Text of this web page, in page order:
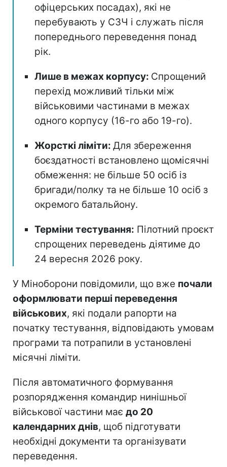
офіцерських посадах), які не
перебувають у СЗЧ і служать після
попереднього переведення понад
рік.
Лише в межах корпусу: Спрощений
перехід можливий тільки між
військовими частинами в межах
одного корпусу (16-го або 19-го).
Жорсткі ліміти: Для збереження
боєздатності встановлено щомісячні
обмеження: не більше 50 осіб із
бригади/полку та не більше 10 осіб з
окремого батальйону.
Терміни тестування: Пілотний проєкт
спрощених переведень діятиме до
24 вересня 2026 року.
У Міноборони повідомили, що вже почали
оформлювати перші переведення
військових, які подали рапорти на
початку тестування, відповідають умовам
програми та потрапили в установлені
місячні ліміти.
Після автоматичного формування
розпорядження командир нинішньої
військової частини має до 20
календарних днів, щоб підготувати
необхідні документи та організувати
переведення.